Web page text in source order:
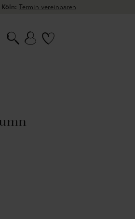
Termin vereinbaren